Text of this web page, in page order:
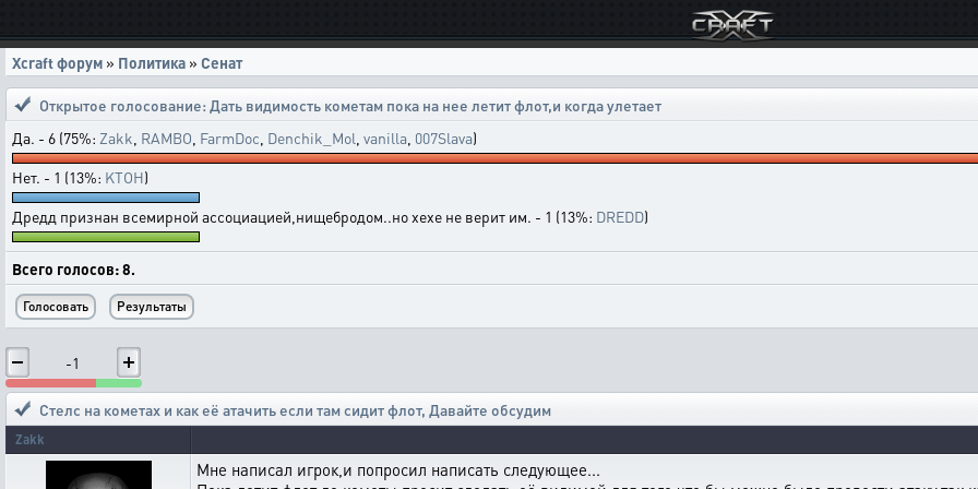
Xcraft форум » Политика » Сенат
Открытое голосование:Дать видимость кометам пока на нее летит флот,и когда улетает
Да. - 6 (75%: Zakk RAMBO FarmDoc Denchik_Mol vanilla 007Slava)
Нет. - 1 (13%: KTOH)
Дредд признан всемирной ассоциацией,нищебродом..но хехе не верит им. - 1 (13%: DREDD)
Всего голосов: 8.
-1
Стелс на кометах и как её атачить если там сидит флот, Давайте обсудим
Zakk
Мне написал игрок,и попросил написать следующее...